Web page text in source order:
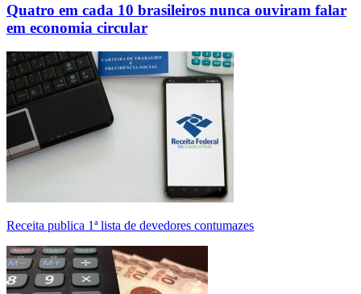
Quatro em cada 10 brasileiros nunca ouviram falar
em economia circular
Receita publica 1ª lista de devedores contumazes